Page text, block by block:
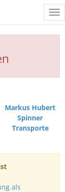
Markus Hubert
Spinner
Transporte
als